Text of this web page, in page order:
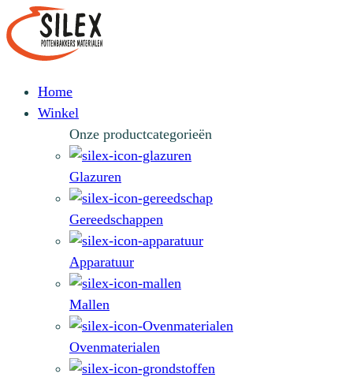
Home
Winkel
Onze productcategorieën
Glazuren
Gereedschappen
Apparatuur
Mallen
Ovenmaterialen